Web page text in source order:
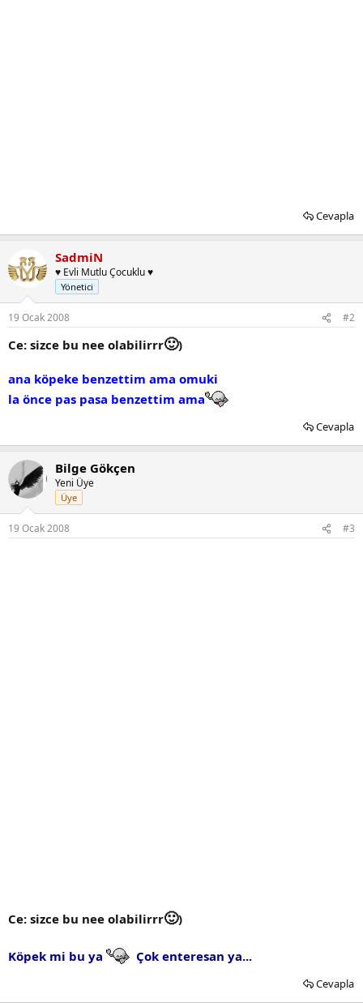
Cevapla
SadmiN
♥ Evli Mutlu Çocuklu ♥
Yönetici
19 Ocak 2008 #2
Ce: sizce bu nee olabilirrr🙂)
ana köpeke benzettim ama omuki
la önce pas pasa benzettim ama
Cevapla
Bilge Gökçen
Yeni Üye
Üye
19 Ocak 2008 #3
Ce: sizce bu nee olabilirrr🙂)
Köpek mi bu ya Çok enteresan ya...
Cevapla